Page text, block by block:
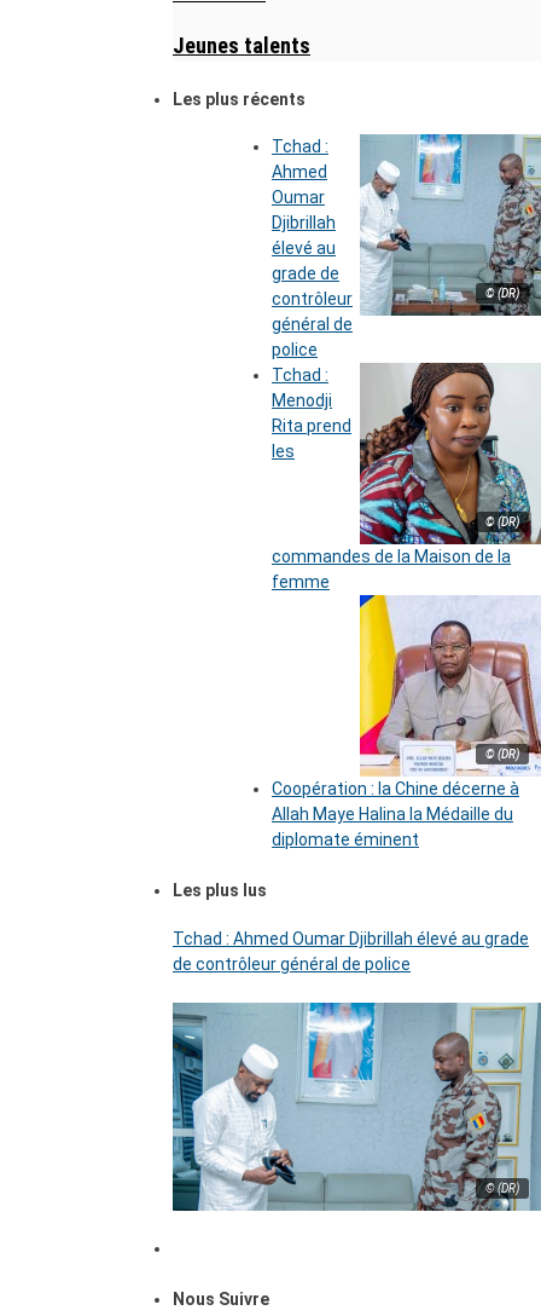
Jeunes talents
Les plus récents
© (DR)
Tchad :
Ahmed
Oumar
Djibrillah
élevé au
grade de
contrôleur
général de
police
© (DR)
Tchad :
Menodji
Rita prend
les
commandes de la Maison de la
femme
© (DR)
Coopération : la Chine décerne à
Allah Maye Halina la Médaille du
diplomate éminent
Les plus lus
Tchad : Ahmed Oumar Djibrillah élevé au grade
de contrôleur général de police
© (DR)
Nous Suivre